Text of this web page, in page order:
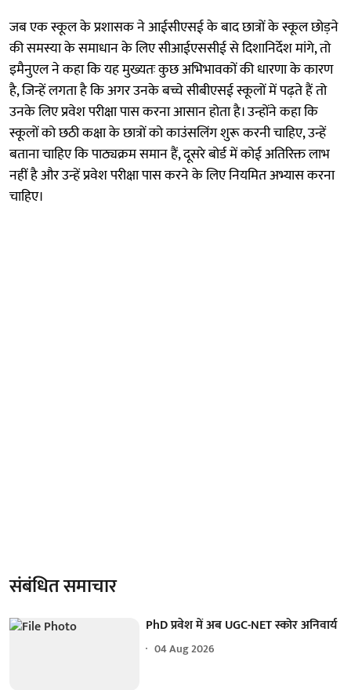
जब एक स्कूल के प्रशासक ने आईसीएसई के बाद छात्रों के स्कूल छोड़ने
की समस्या के समाधान के लिए सीआईएससीई से दिशानिर्देश मांगे, तो
इमैनुएल ने कहा कि यह मुख्यतः कुछ अभिभावकों की धारणा के कारण
है, जिन्हें लगता है कि अगर उनके बच्चे सीबीएसई स्कूलों में पढ़ते हैं तो
उनके लिए प्रवेश परीक्षा पास करना आसान होता है। उन्होंने कहा कि
स्कूलों को छठी कक्षा के छात्रों को काउंसलिंग शुरू करनी चाहिए, उन्हें
बताना चाहिए कि पाठ्यक्रम समान हैं, दूसरे बोर्ड में कोई अतिरिक्त लाभ
नहीं है और उन्हें प्रवेश परीक्षा पास करने के लिए नियमित अभ्यास करना
चाहिए।
संबंधित समाचार
PhD प्रवेश में अब UGC-NET स्कोर अनिवार्य
04 Aug 2026